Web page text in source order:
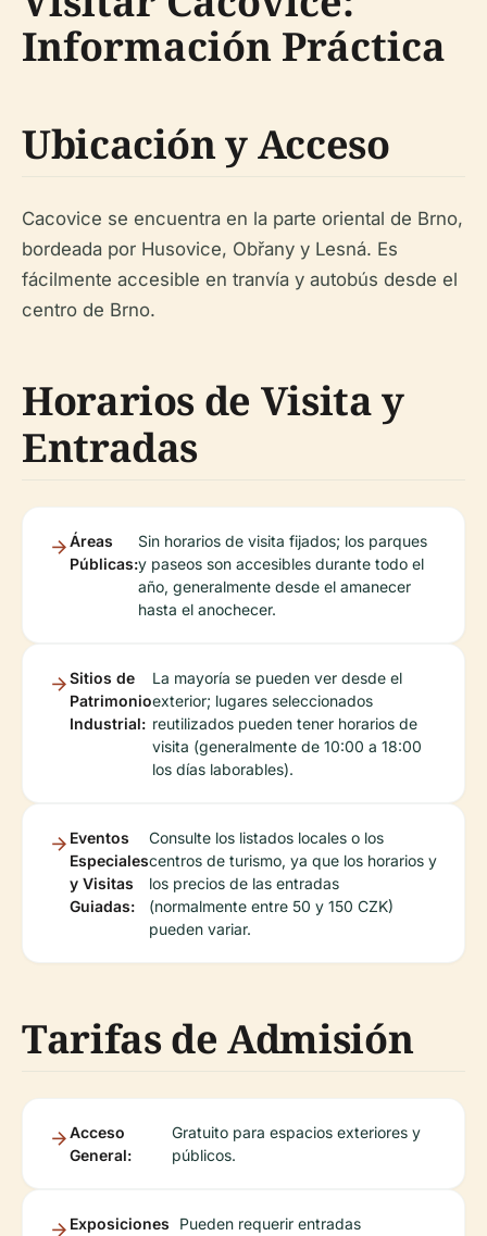
Información Práctica
Ubicación y Acceso
Cacovice se encuentra en la parte oriental de Brno,
bordeada por Husovice, Obřany y Lesná. Es
fácilmente accesible en tranvía y autobús desde el
centro de Brno.
Horarios de Visita y
Entradas
Áreas
Públicas:
Sin horarios de visita fijados; los parques
y paseos son accesibles durante todo el
año, generalmente desde el amanecer
hasta el anochecer.
Sitios de
Patrimonio
Industrial:
La mayoría se pueden ver desde el
exterior; lugares seleccionados
reutilizados pueden tener horarios de
visita (generalmente de 10:00 a 18:00
los días laborables).
Eventos
Especiales
y Visitas
Guiadas:
Consulte los listados locales o los
centros de turismo, ya que los horarios y
los precios de las entradas
(normalmente entre 50 y 150 CZK)
pueden variar.
Tarifas de Admisión
Acceso
General:
Gratuito para espacios exteriores y
públicos.
Exposiciones
Pueden requerir entradas